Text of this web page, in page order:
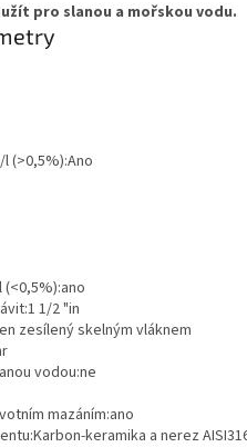
pro slanou a mořskou vodu.
(>0,5%):Ano
1/2 "in
zesílený skelným vláknem
vodou:ne
mazáním:ano
keramika a nerez